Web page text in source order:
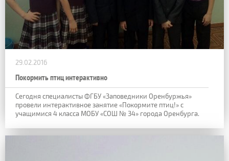
29.02.2016
Покормить птиц интерактивно
Сегодня специалисты ФГБУ «Заповедники Оренбуржья»
провели интерактивное занятие «Покормите птиц!» с
учащимися 4 класса МОБУ «СОШ № 34» города Оренбурга.